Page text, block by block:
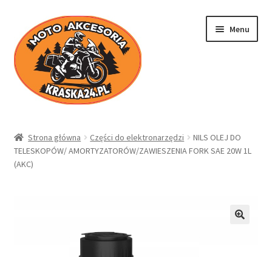
Przejdź
do
nawigacji
Przejdź
do
treści
Menu
Sklep
Strona główna Części do elektronarzędzi
NILS OLEJ DO
TELESKOPÓW/ AMORTYZATORÓW/ZAWIESZENIA FORK SAE 20W 1L
(AKC)